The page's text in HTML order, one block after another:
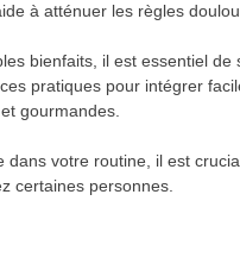
à atténuer les règles
bienfaits, il est essentiel
pratiques pour intégrer
gourmandes.
dans votre routine, il est
certaines personnes.